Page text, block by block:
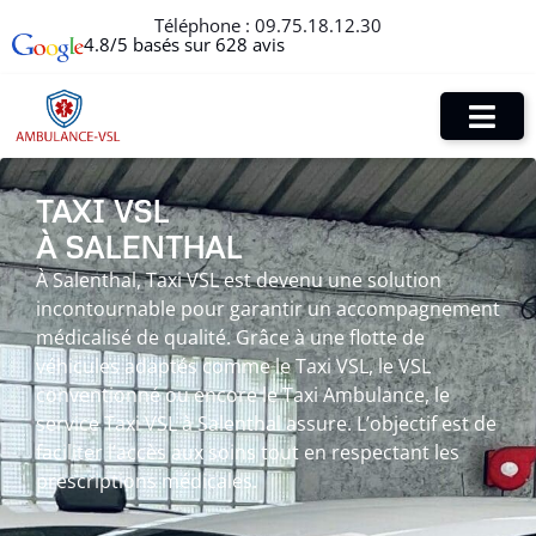
Téléphone : 09.75.18.12.30
4.8/5 basés sur 628 avis
TAXI VSL
À SALENTHAL
À Salenthal, Taxi VSL est devenu une solution
incontournable pour garantir un accompagnement
médicalisé de qualité. Grâce à une flotte de
véhicules adaptés comme le Taxi VSL, le VSL
conventionné ou encore le Taxi Ambulance, le
service Taxi VSL à Salenthal assure. L’objectif est de
faciliter l’accès aux soins tout en respectant les
prescriptions médicales.